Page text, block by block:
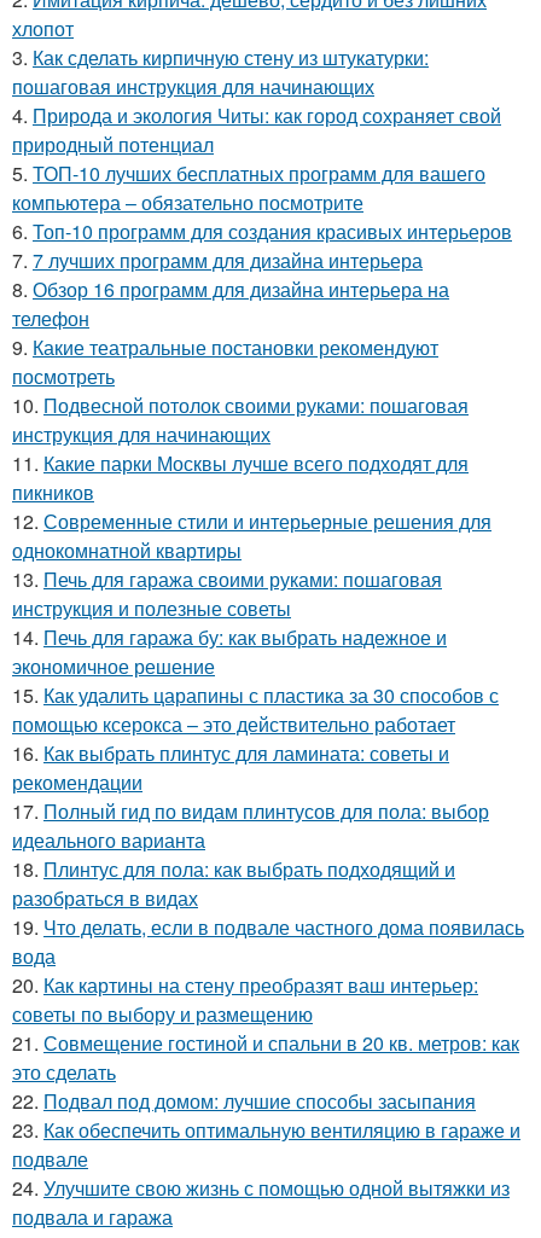
хлопот
3. Как сделать кирпичную стену из штукатурки:
пошаговая инструкция для начинающих
4. Природа и экология Читы: как город сохраняет свой
природный потенциал
5. ТОП-10 лучших бесплатных программ для вашего
компьютера – обязательно посмотрите
6. Топ-10 программ для создания красивых интерьеров
7. 7 лучших программ для дизайна интерьера
8. Обзор 16 программ для дизайна интерьера на
телефон
9. Какие театральные постановки рекомендуют
посмотреть
10. Подвесной потолок своими руками: пошаговая
инструкция для начинающих
11. Какие парки Москвы лучше всего подходят для
пикников
12. Современные стили и интерьерные решения для
однокомнатной квартиры
13. Печь для гаража своими руками: пошаговая
инструкция и полезные советы
14. Печь для гаража бу: как выбрать надежное и
экономичное решение
15. Как удалить царапины с пластика за 30 способов с
помощью ксерокса – это действительно работает
16. Как выбрать плинтус для ламината: советы и
рекомендации
17. Полный гид по видам плинтусов для пола: выбор
идеального варианта
18. Плинтус для пола: как выбрать подходящий и
разобраться в видах
19. Что делать, если в подвале частного дома появилась
вода
20. Как картины на стену преобразят ваш интерьер:
советы по выбору и размещению
21. Совмещение гостиной и спальни в 20 кв. метров: как
это сделать
22. Подвал под домом: лучшие способы засыпания
23. Как обеспечить оптимальную вентиляцию в гараже и
подвале
24. Улучшите свою жизнь с помощью одной вытяжки из
подвала и гаража